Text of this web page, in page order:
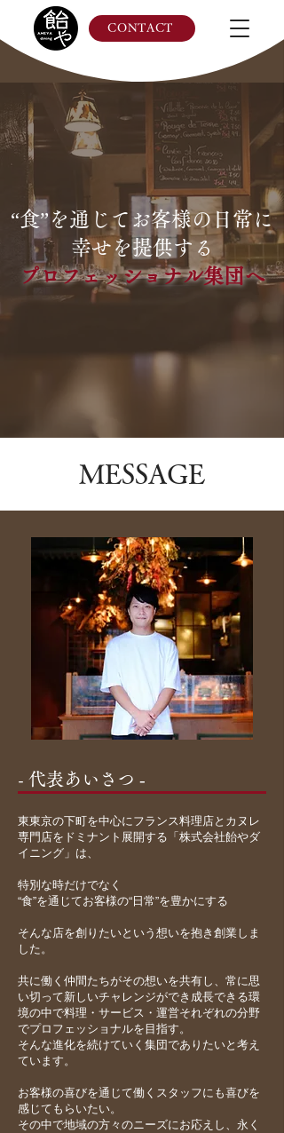
CONTACT
“食”を通じてお客様の日常に
幸せを提供する
プロフェッショナル集団へ
​MESSAGE
​- 代表あいさつ ‐
東東京の下町を中心にフランス料理店とカヌレ
専門店をドミナント展開する「株式会社飴やダ
イニング」は、
特別な時だけでなく
“食”を通じてお客様の“日常”を豊かにする
そんな店を創りたいという想いを抱き創業しま
した。
共に働く仲間たちがその想いを共有し、常に思
い切って新しいチャレンジができ成長できる環
境の中で料理・サービス・運営それぞれの分野
でプロフェッショナルを目指す。
そんな進化を続けていく集団でありたいと考え
ています。
お客様の喜びを通じて働くスタッフにも喜びを
感じてもらいたい。
その中で地域の方々のニーズにお応えし、永く